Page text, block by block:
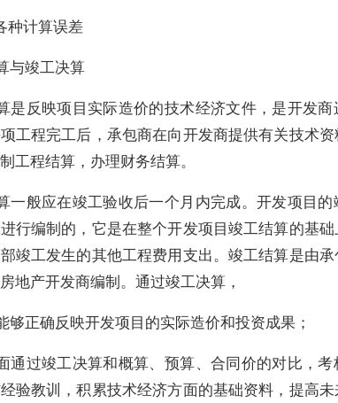
种计算误差
与竣工决算
是反映项目实际造价的技术经济文件，是开发
工程完工后，承包商在向开发商提供有关技术
工程结算，办理财务结算。
一般应在竣工验收后一个月内完成。开发项目
行编制的，它是在整个开发项目竣工结算的基
竣工发生的其他工程费用支出。竣工结算是由
地产开发商编制。通过竣工决算，
够正确反映开发项目的实际造价和投资成果；
通过竣工决算和概算、预算、合同价的对比，
验教训，积累技术经济方面的基础资料，提高